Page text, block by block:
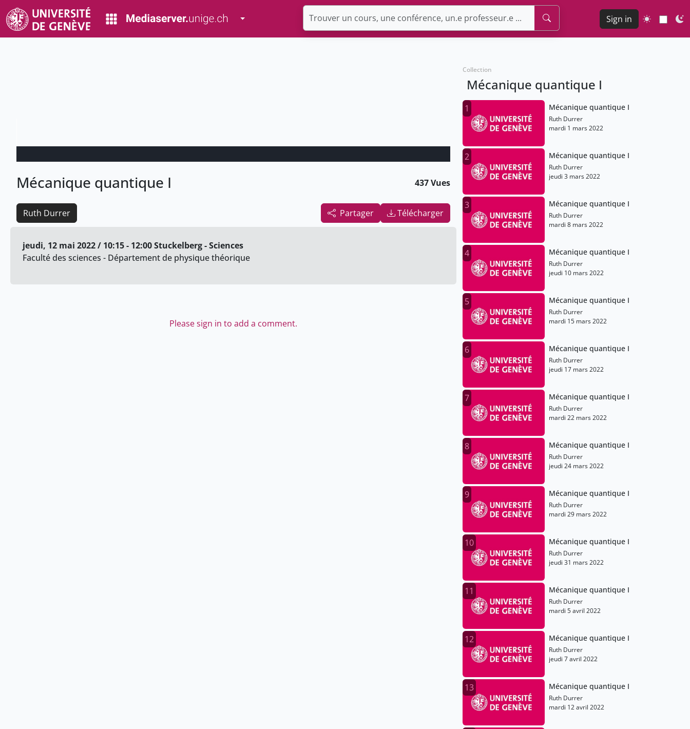
Toggle Dropdown Sign in
Mécanique quantique I 437 Vues
Partager Télécharger
Ruth Durrer
jeudi, 12 mai 2022 / 10:15 - 12:00 Stuckelberg - Sciences
Faculté des sciences - Département de physique théorique
Please sign in to add a comment.
Collection
Mécanique quantique I
1 Mécanique quantique I
Ruth Durrer
mardi 1 mars 2022
2 Mécanique quantique I
Ruth Durrer
jeudi 3 mars 2022
3 Mécanique quantique I
Ruth Durrer
mardi 8 mars 2022
4 Mécanique quantique I
Ruth Durrer
jeudi 10 mars 2022
5 Mécanique quantique I
Ruth Durrer
mardi 15 mars 2022
6 Mécanique quantique I
Ruth Durrer
jeudi 17 mars 2022
7 Mécanique quantique I
Ruth Durrer
mardi 22 mars 2022
8 Mécanique quantique I
Ruth Durrer
jeudi 24 mars 2022
9 Mécanique quantique I
Ruth Durrer
mardi 29 mars 2022
10 Mécanique quantique I
Ruth Durrer
jeudi 31 mars 2022
11 Mécanique quantique I
Ruth Durrer
mardi 5 avril 2022
12 Mécanique quantique I
Ruth Durrer
jeudi 7 avril 2022
13 Mécanique quantique I
Ruth Durrer
mardi 12 avril 2022